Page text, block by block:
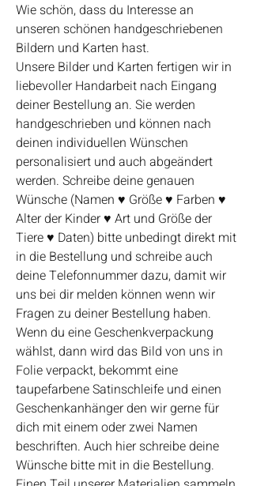
Wie schön, dass du Interesse an
unseren schönen handgeschriebenen
Bildern und Karten hast.
Unsere Bilder und Karten fertigen wir in
liebevoller Handarbeit nach Eingang
deiner Bestellung an. Sie werden
handgeschrieben und können nach
deinen individuellen Wünschen
personalisiert und auch abgeändert
werden. Schreibe deine genauen
Wünsche (Namen ♥ Größe ♥ Farben ♥
Alter der Kinder ♥ Art und Größe der
Tiere ♥ Daten) bitte unbedingt direkt mit
in die Bestellung und schreibe auch
deine Telefonnummer dazu, damit wir
uns bei dir melden können wenn wir
Fragen zu deiner Bestellung haben.
Wenn du eine Geschenkverpackung
wählst, dann wird das Bild von uns in
Folie verpackt, bekommt eine
taupefarbene Satinschleife und einen
Geschenkanhänger den wir gerne für
dich mit einem oder zwei Namen
beschriften. Auch hier schreibe deine
Wünsche bitte mit in die Bestellung.